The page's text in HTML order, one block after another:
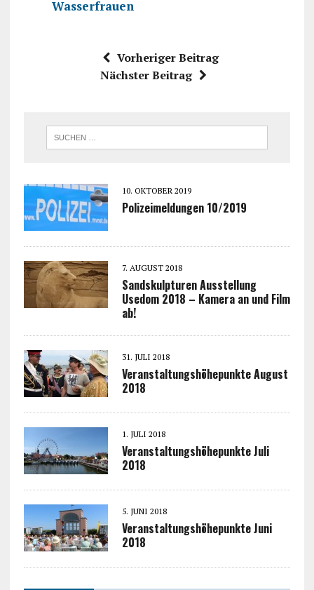
Wasserfrauen
Vorheriger Beitrag
Nächster Beitrag
10. OKTOBER 2019
Polizeimeldungen 10/2019
7. AUGUST 2018
Sandskulpturen Ausstellung
Usedom 2018 – Kamera an und Film
ab!
31. JULI 2018
Veranstaltungshöhepunkte August
2018
1. JULI 2018
Veranstaltungshöhepunkte Juli
2018
5. JUNI 2018
Veranstaltungshöhepunkte Juni
2018